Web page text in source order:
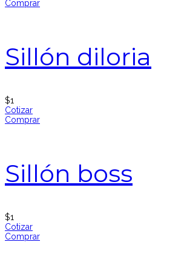
Comprar
Sillón diloria
$1
Cotizar
Comprar
Sillón boss
$1
Cotizar
Comprar